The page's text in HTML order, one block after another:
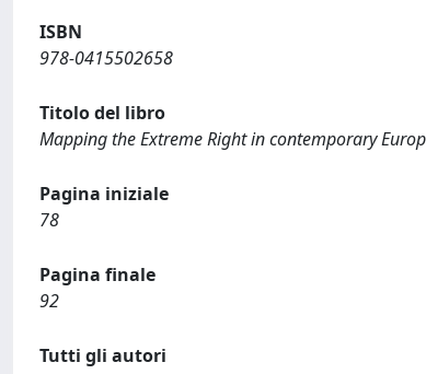
ISBN
978-0415502658
Titolo del libro
Mapping the Extreme Right in contemporary
Pagina iniziale
78
Pagina finale
92
Tutti gli autori